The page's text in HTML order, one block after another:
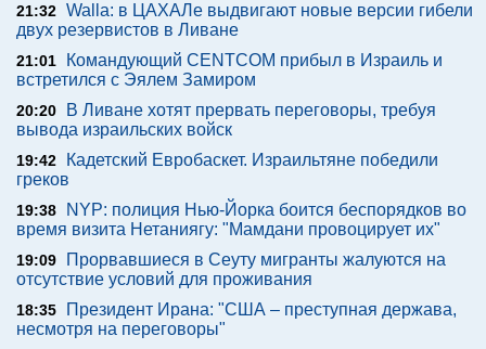
21:32 Walla: в ЦАХАЛе выдвигают новые версии гибели
двух резервистов в Ливане
21:01
Командующий CENTCOM прибыл в Израиль и
встретился с Эялем Замиром
20:20
В Ливане хотят прервать переговоры, требуя
вывода израильских войск
19:42
Кадетский Евробаскет. Израильтяне победили
греков
19:38
NYP: полиция Нью-Йорка боится беспорядков во
время визита Нетаниягу: "Мамдани провоцирует их"
19:09
Прорвавшиеся в Сеуту мигранты жалуются на
отсутствие условий для проживания
18:35
Президент Ирана: "США – преступная держава,
несмотря на переговоры"